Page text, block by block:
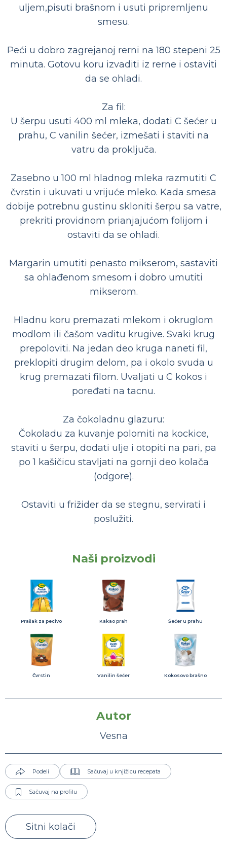
uljem,pisuti brašnom i usuti pripremljenu
smesu.
Peći u dobro zagrejanoj rerni na 180 stepeni 25
minuta. Gotovu koru izvaditi iz rerne i ostaviti
da se ohladi.
Za fil:
U šerpu usuti 400 ml mleka, dodati C šećer u
prahu, C vanilin šećer, izmešati i staviti na
vatru da proključa.
Zasebno u 100 ml hladnog mleka razmutiti C
čvrstin i ukuvati u vrijuće mleko. Kada smesa
dobije potrebnu gustinu skloniti šerpu sa vatre,
prekriti providnom prianjajućom folijom i
ostaviti da se ohladi.
Margarin umutiti penasto mikserom, sastaviti
sa ohlađenom smesom i dobro umutiti
mikserom.
Hladnu koru premazati mlekom i okruglom
modlom ili čašom vaditu krugive. Svaki krug
prepoloviti. Na jedan deo kruga naneti fil,
preklopiti drugim delom, pa i okolo svuda u
krug premazati filom. Uvaljati u C kokos i
poređati na tacnu.
Za čokoladnu glazuru:
Čokoladu za kuvanje polomiti na kockice,
staviti u šerpu, dodati ulje i otopiti na pari, pa
po 1 kašičicu stavljati na gornji deo kolača
(odgore).
Ostaviti u frižider da se stegnu, servirati i
poslužiti.
Naši proizvodi
Prašak za pecivo Kakao prah Šećer u prahu
Čvrstin Vanilin šećer Kokosovo brašno
Autor
Vesna
Podeli Sačuvaj u knjižicu recepata
Sačuvaj na profilu
Sitni kolači